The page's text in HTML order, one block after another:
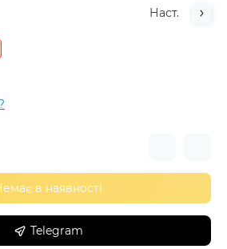
Наст.
в наявності
Telegram